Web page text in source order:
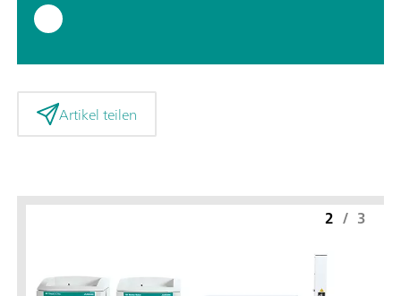
Artikel teilen
2 / 3